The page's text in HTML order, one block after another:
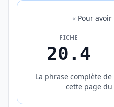
«Pour avoir
FICHE
20.4
La phrase complète
cette page du